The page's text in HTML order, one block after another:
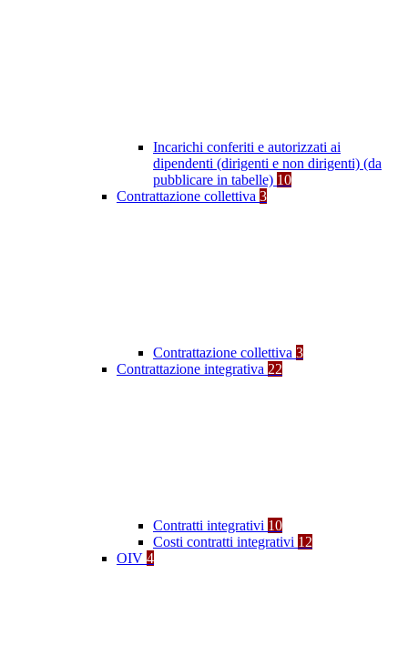
Incarichi conferiti e autorizzati ai
dipendenti (dirigenti e non dirigenti) (da
pubblicare in tabelle) 10
Contrattazione collettiva 3
Contrattazione collettiva 3
Contrattazione integrativa 22
Contratti integrativi 10
Costi contratti integrativi 12
OIV 4